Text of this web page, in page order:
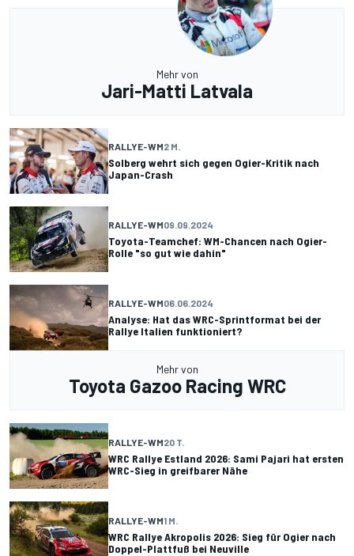
Mehr von
Jari-Matti Latvala
RALLYE-WM2 M.
Solberg wehrt sich gegen Ogier-Kritik nach
Japan-Crash
RALLYE-WM09.09.2024
Toyota-Teamchef: WM-Chancen nach Ogier-
Rolle "so gut wie dahin"
RALLYE-WM06.06.2024
Analyse: Hat das WRC-Sprintformat bei der
Rallye Italien funktioniert?
Mehr von
Toyota Gazoo Racing WRC
RALLYE-WM20 T.
WRC Rallye Estland 2026: Sami Pajari hat ersten
WRC-Sieg in greifbarer Nähe
RALLYE-WM1 M.
WRC Rallye Akropolis 2026: Sieg für Ogier nach
Doppel-Plattfuß bei Neuville